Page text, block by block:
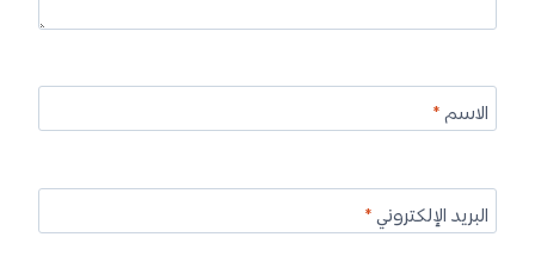
الاسم*
البريد الإلكتروني*